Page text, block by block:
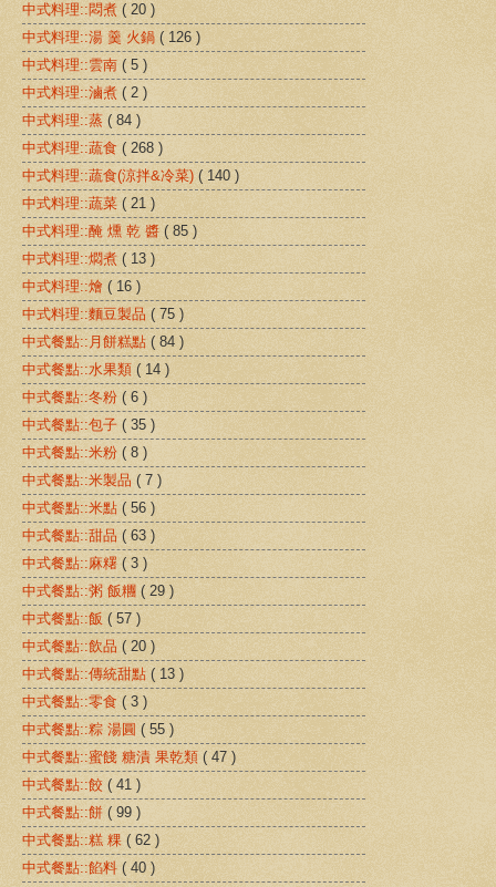
中式料理::悶煮 ( 20 )
中式料理::湯 羹 火鍋 ( 126 )
中式料理::雲南 ( 5 )
中式料理::滷煮 ( 2 )
中式料理::蒸 ( 84 )
中式料理::蔬食 ( 268 )
中式料理::蔬食(涼拌&冷菜) ( 140 )
中式料理::蔬菜 ( 21 )
中式料理::醃 燻 乾 醬 ( 85 )
中式料理::燜煮 ( 13 )
中式料理::燴 ( 16 )
中式料理::麵豆製品 ( 75 )
中式餐點::月餅糕點 ( 84 )
中式餐點::水果類 ( 14 )
中式餐點::冬粉 ( 6 )
中式餐點::包子 ( 35 )
中式餐點::米粉 ( 8 )
中式餐點::米製品 ( 7 )
中式餐點::米點 ( 56 )
中式餐點::甜品 ( 63 )
中式餐點::麻糬 ( 3 )
中式餐點::粥 飯糰 ( 29 )
中式餐點::飯 ( 57 )
中式餐點::飲品 ( 20 )
中式餐點::傳統甜點 ( 13 )
中式餐點::零食 ( 3 )
中式餐點::粽 湯圓 ( 55 )
中式餐點::蜜餞 糖漬 果乾類 ( 47 )
中式餐點::餃 ( 41 )
中式餐點::餅 ( 99 )
中式餐點::糕 粿 ( 62 )
中式餐點::餡料 ( 40 )